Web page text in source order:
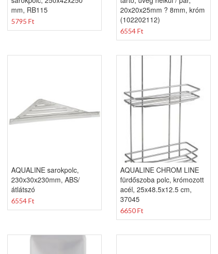
mm, RB115
5795 Ft
20x20x25mm ? 8mm, króm
(102202112)
6554 Ft
AQUALINE sarokpolc,
230x30x230mm, ABS/
átlátszó
6554 Ft
AQUALINE CHROM LINE
fürdőszoba polc, krómozott
acél, 25x48.5x12.5 cm,
37045
6650 Ft